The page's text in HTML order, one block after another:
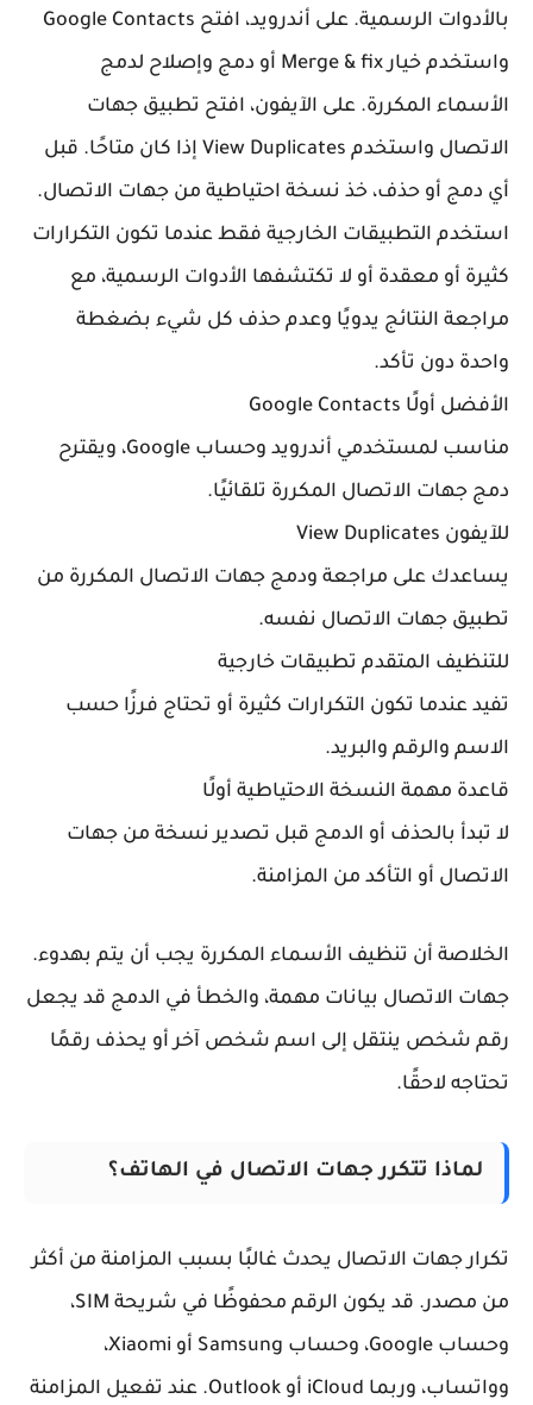
بالأدوات الرسمية. على أندرويد، افتح Google Contacts
واستخدم خيار Merge & fix أو دمج وإصلاح لدمج
المكررة. على الآيفون، افتح تطبيق جهات
الاتصال واستخدم View Duplicates إذا كان متاحًا. قبل
دمج أو حذف، خذ نسخة احتياطية من جهات الاتصال.
التطبيقات الخارجية فقط عندما تكون التكرارات
أو معقدة أو لا تكتشفها الأدوات الرسمية، مع
النتائج يدويًا وعدم حذف كل شيء بضغطة
دون تأكد.
أولًا Google Contacts
مناسب لمستخدمي أندرويد وحساب Google، ويقترح
جهات الاتصال المكررة تلقائيًا.
View Duplicates
على مراجعة ودمج جهات الاتصال المكررة من
جهات الاتصال نفسه.
المتقدم تطبيقات خارجية
عندما تكون التكرارات كثيرة أو تحتاج فرزًا حسب
والرقم والبريد.
مهمة النسخة الاحتياطية أولًا
تبدأ بالحذف أو الدمج قبل تصدير نسخة من جهات
أو التأكد من المزامنة.
أن تنظيف الأسماء المكررة يجب أن يتم بهدوء.
الاتصال بيانات مهمة، والخطأ في الدمج قد يجعل
شخص ينتقل إلى اسم شخص آخر أو يحذف رقمًا
لاحقًا.
لماذا تتكرر جهات الاتصال في الهاتف؟
جهات الاتصال يحدث غالبًا بسبب المزامنة من أكثر
من مصدر. قد يكون الرقم محفوظًا في شريحة SIM،
وحساب Google، وحساب Samsung أو Xiaomi،
وواتساب، وربما iCloud أو Outlook. عند تفعيل المزامنة